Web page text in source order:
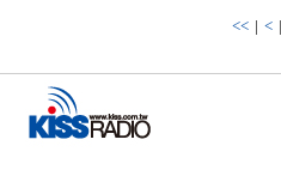
<< | < |